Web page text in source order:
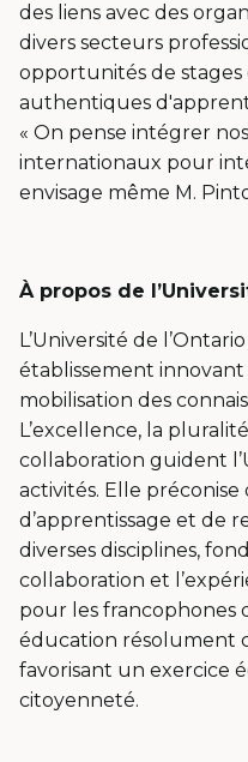
des liens avec des
divers secteurs
opportunités de stages
authentiques
« On pense intégrer
internationaux pour
envisage même M.
À propos de
L’Université de
établissement
mobilisation des
L’excellence, la
collaboration guident
activités. Elle préconise
d’apprentissage et de
diverses disciplines,
collaboration et
pour les francophones
éducation résolument
favorisant un exercice
citoyenneté.